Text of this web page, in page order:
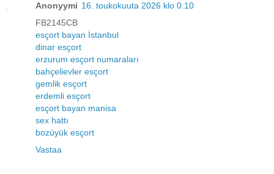
Anonyymi 16. toukokuuta 2026 klo 0.10
FB2145CB
esçort bayan İstanbul
dinar esçort
erzurum esçort numaraları
bahçelievler esçort
gemlik esçort
erdemli esçort
esçort bayan manisa
sex hattı
bozüyük esçort
Vastaa